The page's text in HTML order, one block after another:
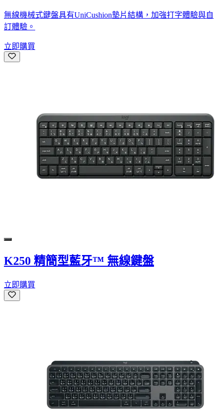
無線機械式鍵盤具有UniCushion墊片結構，加強打字體驗與自
訂體驗。
立即購買
K250 精簡型藍牙™ 無線鍵盤
立即購買